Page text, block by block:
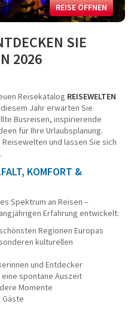
Shows
Bulli
REISE ÖFFNEN
SIE
2026
Reisekatalog REISEWELTEN
Jahr erwarten Sie
Busreisen, inspirierende
für Ihre Urlaubsplanung.
und lassen Sie sich
KOMFORT &
Spektrum an Reisen –
Erfahrung entwickelt:
Regionen Europas
kulturellen
und Entdecker
eine spontane Auszeit
Momente